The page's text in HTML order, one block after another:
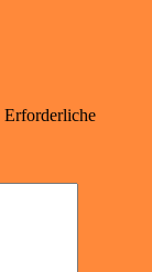
Erforderliche